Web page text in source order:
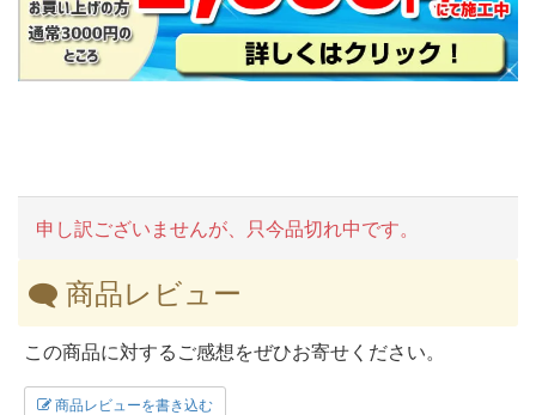
申し訳ございませんが、只今品切れ中です。
商品レビュー
この商品に対するご感想をぜひお寄せください。
商品レビューを書き込む